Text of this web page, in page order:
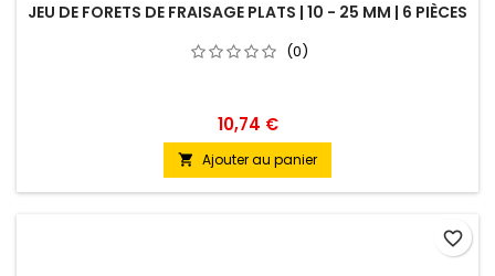
JEU DE FORETS DE FRAISAGE PLATS | 10 - 25 MM | 6 PIÈCES
(0)
10,74 €
 Ajouter au panier
favorite_border